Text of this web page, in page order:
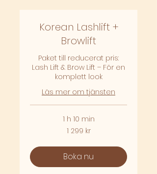
Korean Lashlift +
Browlift
Paket till reducerat pris:
Lash Lift & Brow Lift – För en
komplett look
Läs mer om tjänsten
1 h 10 min
1 299 kr
Boka nu